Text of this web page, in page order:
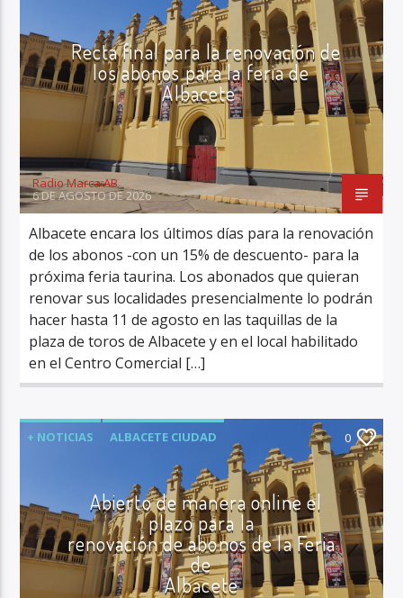
Radio Marca AB
Recta final para la renovación de
los abonos para la feria de
Albacete
Radio Marca AB
6 DE AGOSTO DE 2026
Albacete encara los últimos días para la renovación
de los abonos -con un 15% de descuento- para la
próxima feria taurina. Los abonados que quieran
renovar sus localidades presencialmente lo podrán
hacer hasta 11 de agosto en las taquillas de la
plaza de toros de Albacete y en el local habilitado
en el Centro Comercial […]
+ NOTICIAS
ALBACETE CIUDAD
ÚLTIMA HORA
0
Abierto de manera online el
plazo para la
renovación de abonos de la Feria
de
Albacete